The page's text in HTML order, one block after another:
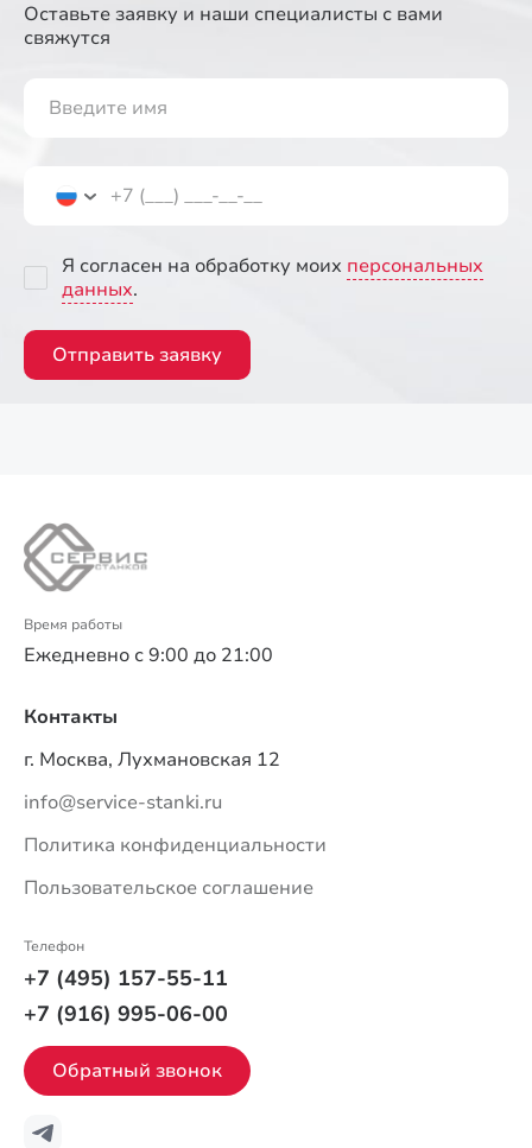
Оставьте заявку и наши специалисты с вами
свяжутся
Я согласен на обработку моих персональных
данных.
Отправить заявку
Время работы
Ежедневно с 9:00 до 21:00
Контакты
г. Москва, Лухмановская 12
info@service-stanki.ru
Политика конфиденциальности
Пользовательское соглашение
Телефон
+7 (495) 157-55-11
+7 (916) 995-06-00
Обратный звонок